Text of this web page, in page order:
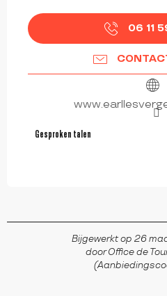
06 11
Gesproken talen
Gesproken talen
Bijgewerkt op 26
door Office de